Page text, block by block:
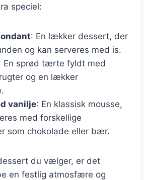
speciel:
: En lækker dessert, der
og kan serveres med is.
En sprød tærte fyldt med
og en lækker
vanilje: En klassisk mousse,
med forskellige
som chokolade eller bær.
du vælger, er det
en festlig atmosfære og